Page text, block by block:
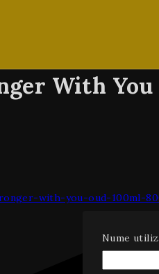
With You
Nume